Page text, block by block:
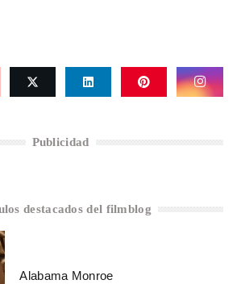
Publicidad
destacados del filmblog
Alabama Monroe